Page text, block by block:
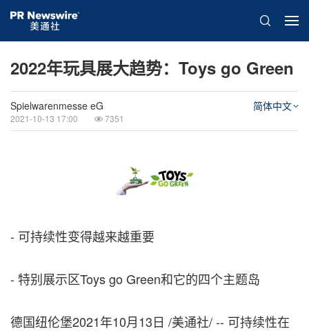
2022年玩具展大趋势：Toys go Green
Spielwarenmesse eG
2021-10-13 17:00 7351
简体中文
- 可持续性变得越来越重要
- 特别展示区Toys go Green和它的四个主题岛
德国纽伦堡2021年10月13日 /美通社/ -- 可持续性在